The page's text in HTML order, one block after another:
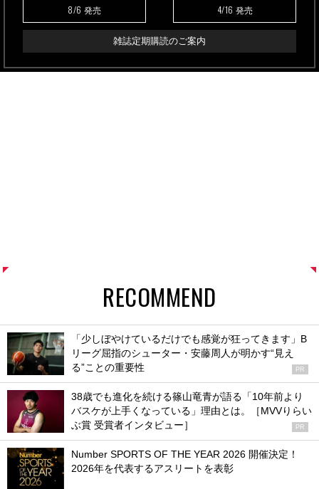
8/6 発売 4/16 発売
雑誌定期購読のご案内
RECOMMEND
「少しぼやけているだけでも感覚が狂ってきます」B
リーグ屈指のシューター・安藤周人が明かす“見え
る”ことの重要性
PR
38歳でも進化を続ける篠山竜青が語る「10年前より
バスケが上手くなっている」理由とは。［MVVりらい
ぶ賞 受賞者インタビュー］
PR
Number SPORTS OF THE YEAR 2026 開催決定！
2026年を代表するアスリートを表彰